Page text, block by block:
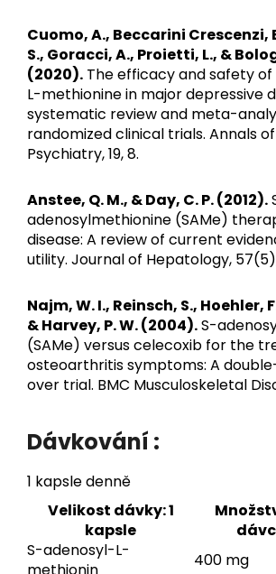
Cuomo, A., Beccarini Crescenzi,
S., Goracci, A., Proietti, L., &
(2020). The efficacy and safety
L-methionine in major depressive
systematic review and meta-
randomized clinical trials. Annals
Psychiatry, 19, 8.
Anstee, Q. M., & Day, C. P. (2012).
adenosylmethionine (SAMe)
disease: A review of current
utility. Journal of Hepatology, 57(5),
Najm, W. I., Reinsch, S., Hoehler,
& Harvey, P. W. (2004).S-
(SAMe) versus celecoxib for the
osteoarthritis symptoms: A
over trial. BMC Musculoskeletal
Dávkování :
1 kapsle denně
Velikost dávky: 1
kapsle
S-adenosyl-L-
methionin
400 mg